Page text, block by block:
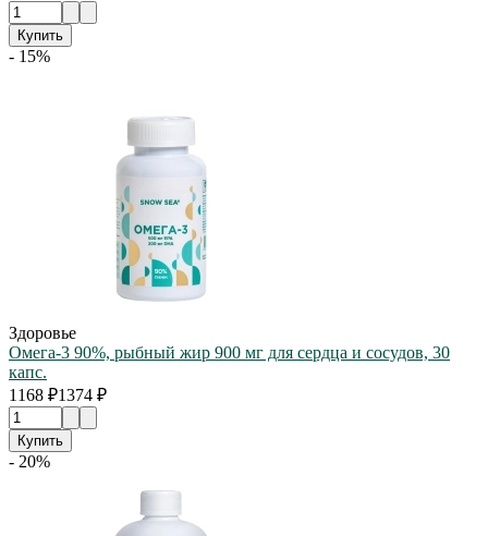
Купить
- 15%
Здоровье
Омега-3 90%, рыбный жир 900 мг для сердца и сосудов, 30
капс.
1168 ₽1374 ₽
Купить
- 20%